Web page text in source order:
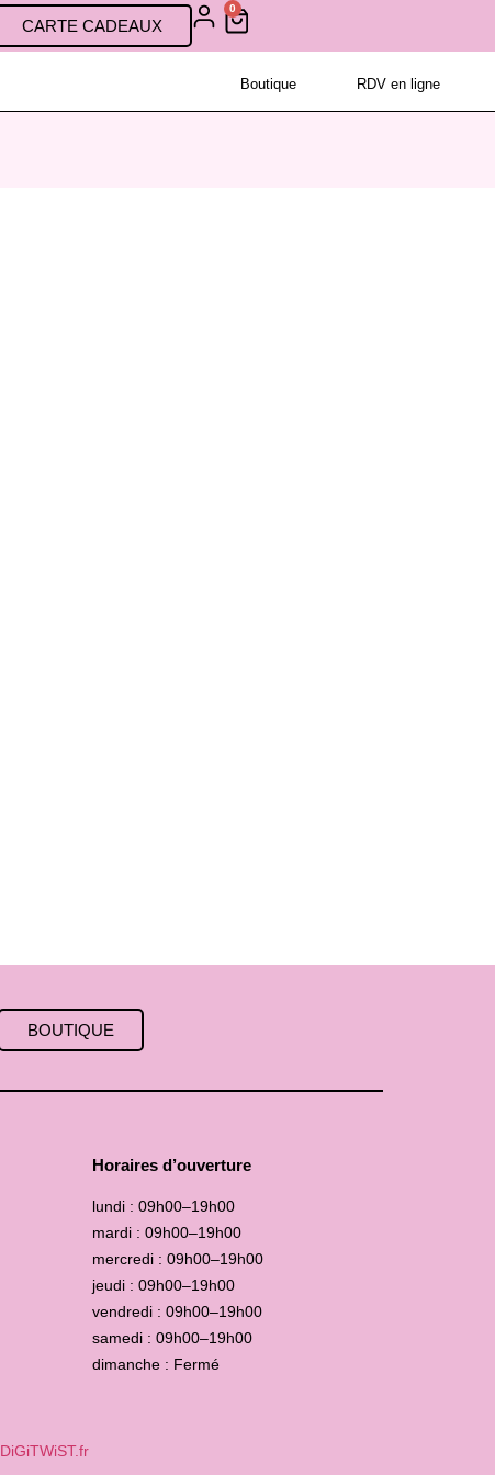
CARTE CADEAUX
0
Boutique RDV en ligne
BOUTIQUE
Horaires d’ouverture
lundi : 09h00–19h00
mardi : 09h00–19h00
mercredi : 09h00–19h00
jeudi : 09h00–19h00
vendredi : 09h00–19h00
samedi : 09h00–19h00
dimanche : Fermé
DiGiTWiST.fr